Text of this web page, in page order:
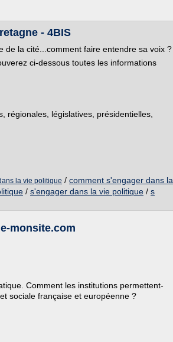
- 4BIS
de la cité...comment faire entendre sa voix ?
ci-dessous toutes les informations
régionales, législatives, présidentielles,
la vie politique / comment s'engager dans la
/ s'engager dans la vie politique / s
monsite.com
Comment les institutions permettent-
sociale française et européenne ?